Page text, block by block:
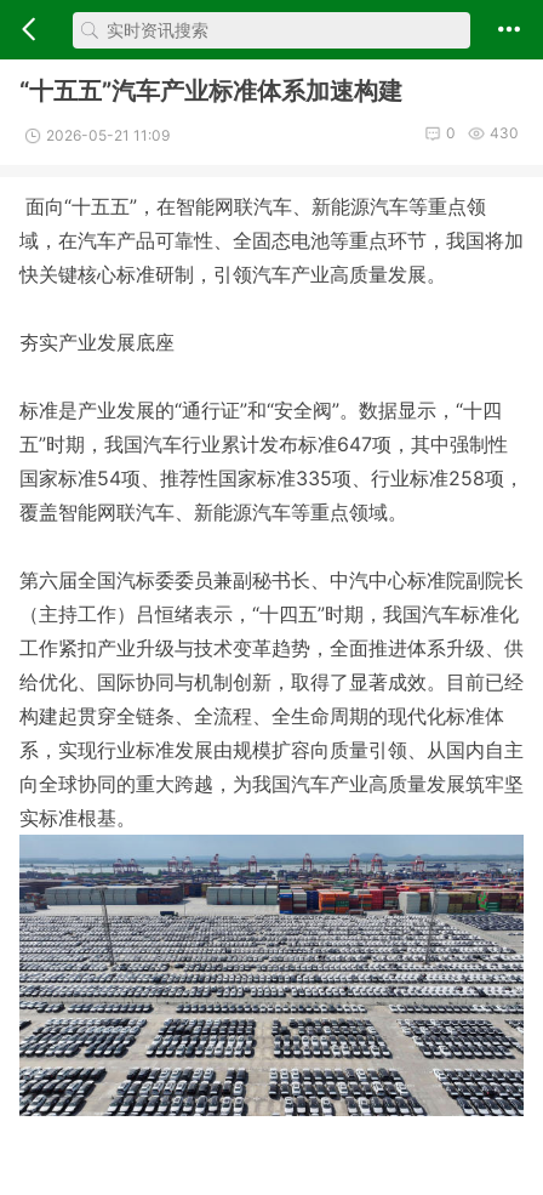
“十五五”汽车产业标准体系加速构建
2026-05-21 11:09 430
0
面向“十五五”，在智能网联汽车、新能源汽车等重点领
域，在汽车产品可靠性、全固态电池等重点环节，我国将加
快关键核心标准研制，引领汽车产业高质量发展。
夯实产业发展底座
标准是产业发展的“通行证”和“安全阀”。数据显示，“十四
五”时期，我国汽车行业累计发布标准647项，其中强制性
国家标准54项、推荐性国家标准335项、行业标准258项，
覆盖智能网联汽车、新能源汽车等重点领域。
第六届全国汽标委委员兼副秘书长、中汽中心标准院副院长
（主持工作）吕恒绪表示，“十四五”时期，我国汽车标准化
工作紧扣产业升级与技术变革趋势，全面推进体系升级、供
给优化、国际协同与机制创新，取得了显著成效。目前已经
构建起贯穿全链条、全流程、全生命周期的现代化标准体
系，实现行业标准发展由规模扩容向质量引领、从国内自主
向全球协同的重大跨越，为我国汽车产业高质量发展筑牢坚
实标准根基。